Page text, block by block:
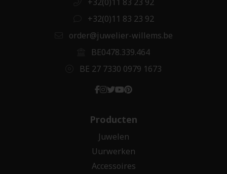
+32(0)11 83 23 92
order@juwelier-willems.be
BE0478.339.464
BE 27 7330 0979 1673
Producten
Juwelen
Uurwerken
Accessoires